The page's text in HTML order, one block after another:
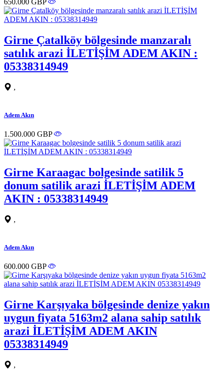
650.000 GBP
Girne Çatalköy bölgesinde manzaralı
satılık arazi İLETİŞİM ADEM AKIN :
05338314949
,
Adem Akın
1.500.000 GBP
Girne Karaagac bolgesinde satilik 5
donum satilik arazi İLETİŞİM ADEM
AKIN : 05338314949
,
Adem Akın
600.000 GBP
Girne Karşıyaka bölgesinde denize yakın
uygun fiyata 5163m2 alana sahip satılık
arazi İLETİŞİM ADEM AKIN
05338314949
,